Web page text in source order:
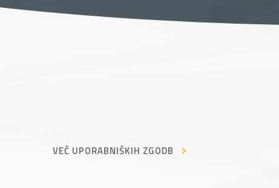
VEČ UPORABNIŠKIH ZGODB